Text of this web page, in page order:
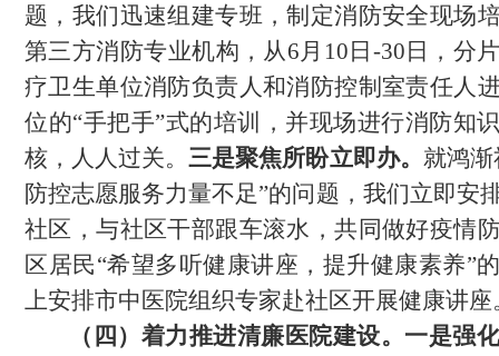
题，我们迅速组建专班，制定消防安全现场
第三方消防专业机构， 从6月10日-30日，分
疗卫生单位消防负责人和消防控制室责任人
位的“手把手”式的培训，并现场进行消防知
核，人人过关。三是聚焦所盼立即办。 就鸿
防控志愿服务力量不足”的问题，我们立即安
社区，与社区干部跟车滚水，共同做好疫情
区居民“希望多听健康讲座，提升健康素养”
上安排市中医院组织专家赴社区开展健康讲座
（四） 着力推进清廉医院建设。 一是强